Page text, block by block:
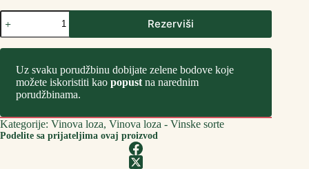
Sadnice
Vinove
Loze
Žilavka
Rezerviši
Uz svaku porudžbinu dobijate zelene bodove koje
možete iskoristiti kao popust na narednim
porudžbinama.
Kategorije: Vinova loza, Vinova loza - Vinske sorte
Podelite sa prijateljima ovaj proizvod